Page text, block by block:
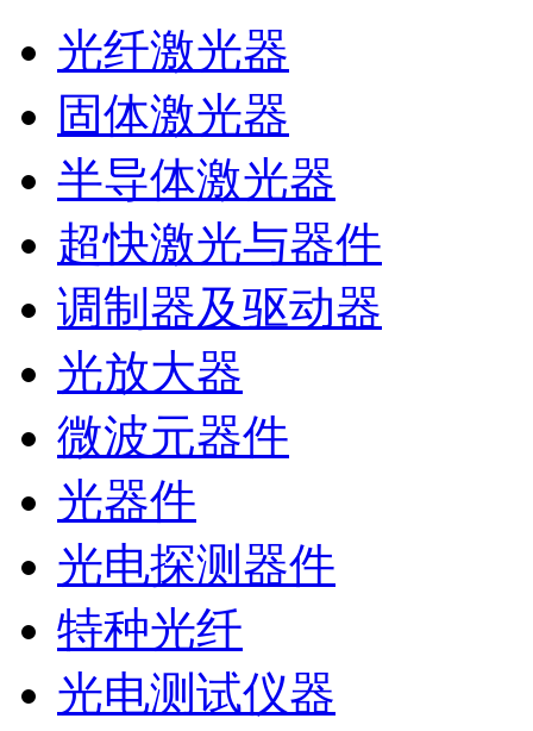
光纤激光器
固体激光器
半导体激光器
超快激光与器件
调制器及驱动器
光放大器
微波元器件
光器件
光电探测器件
特种光纤
光电测试仪器